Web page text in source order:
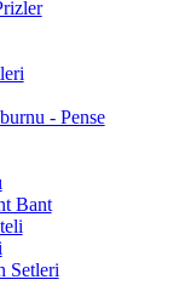
- Pense
Bant
Setleri